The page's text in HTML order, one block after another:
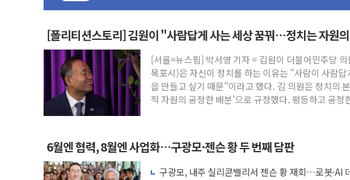
'화합' 꺼낸 김민석에 '뻔뻔' 받아친 정청래…제주 연설서 신경
李대통령, ISA 개편 재검토 지시…與 "적극 환영"·野 "졸속
동해중부 전 해상 풍랑주의보…10일까지 최대 3.5m 높은 물
연일 폭염에 온열질환 사망 23명…정부, 비상대응기구 가동
中 전방위 아파트 부양, 수도 베이징도 부동산 규제 철폐
동해시, 11~14일 '별똥별 멍' 운영…페르세우스 유성우 관측
강원 중·남부 동해안 시간당 50mm 이상 폭우…호우경보 발
[폴리티션스토리] 김원이 "사람답게 사는 세상 꿈꿔…정치는 자원
[서울=뉴스핌] 박서영 기자 = 김원이 더불어민주당
목포시)은 자신이 정치를 하는 이유는 "사람이 사람답
을 만들고 싶기 때문"이라고 했다. 김 의원은 정치의
적 자원의 공정한 배분'으로 규정했다. 평등하고 공정
6월엔 협력, 8월엔 사업화…구광모·젠슨 황 두 번째 담판
구광모, 내주 실리콘밸리서 젠슨 황 재회…로봇·AI